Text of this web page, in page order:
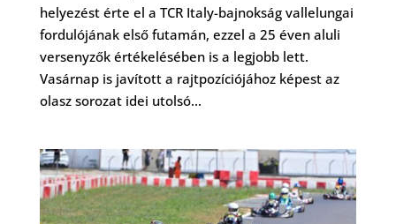
helyezést érte el a TCR Italy-bajnokság vallelungai
fordulójának első futamán, ezzel a 25 éven aluli
versenyzők értékelésében is a legjobb lett.
Vasárnap is javított a rajtpozíciójához képest az
olasz sorozat idei utolsó...